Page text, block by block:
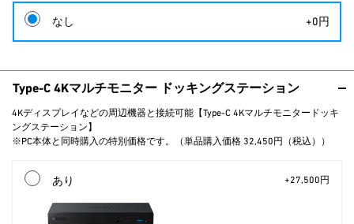
なし +0円
Type-C 4Kマルチモニター ドッキングステーション
4Kディスプレイなどの周辺機器と接続可能【Type-C 4Kマルチモニタードッキ
ングステーション】
※PC本体と同時購入の特別価格です。（単品購入価格 32,450円（税込））
あり +27,500円